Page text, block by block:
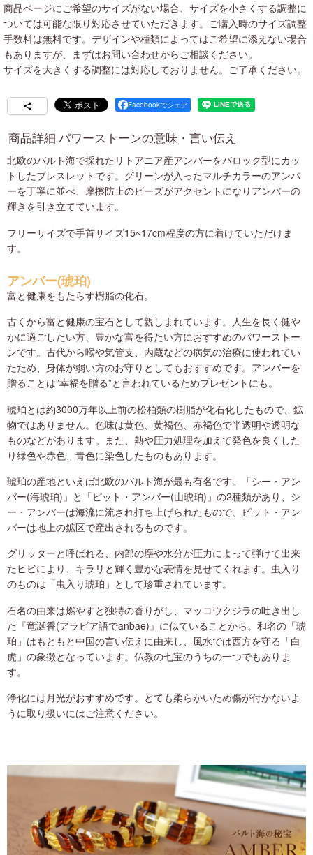
商品ページにご希望のサイズがない場合、サイズを小さくする調整に
ついては可能な限り対応させていただきます。ご購入時のサイズ調整
手数料は無料です。デザインや種類によってはご希望に添えない場合
もありますが、まずはお問い合わせからご相談ください。
サイズを大きくする調整には対応しておりません。ご了承ください。
Facebookでシェア
商品詳細 パワーストーンの意味・言い伝え
北欧のバルト海で採れたリトアニア産アンバーをバロック型にカッ
トしたブレスレットです。グリーンが入ったマルチカラーのアンバ
ーを丁寧に並べ、摩擦防止のビーズがアクセントになりアンバーの
輝きを引き立てています。
フリーサイズで手首サイズ15~17cm程度の方に着けていただけま
す。
アンバー(琥珀)
富と健康をもたらす樹脂の化石。
古くから富と健康の宝石として親しまれています。人生を長く健や
かに過ごしたい方、豊かな富を得たい方におすすめのパワーストー
ンです。古代から喉や気管支、内蔵などの病気の治療に使われてい
たため、身体が弱い方のお守りとしてもおすすめです。アンバーを
贈ることは”幸福を贈る”と言われているためプレゼントにも。
琥珀とは約3000万年以上前の松柏類の樹脂が化石化したもので、鉱
物ではありません。色味は黄色、黄褐色、赤褐色で半透明や透明な
ものなどがあります。また、熱や圧力処理を加えて発色を良くした
り緑色や赤色、青色に染色したものもあります。
琥珀の産地といえば北欧のバルト海が最も有名です。「シー・アン
バー(海琥珀)」と「ピット・アンバー(山琥珀)」の2種類があり、シ
ー・アンバーは海流に流され打ち上げられたもので、ピット・アン
バーは地上の鉱区で産出されるものです。
グリッターと呼ばれる、内部の塵や水分が圧力によって弾けて出来
たヒビにより、キラリと輝く豊かな表情を見せてくれます。虫入り
のものは「虫入り琥珀」として珍重されています。
石名の由来は燃やすと独特の香りがし、マッコウクジラの吐き出し
た『竜涎香(アラビア語でanbae)』に似ていることから。和名の「琥
珀」はもともと中国の言い伝えに由来し、風水では西方を守る「白
虎」の象徴となっています。仏教の七宝のうちの一つでもありま
す。
浄化には月光がおすすめです。とても柔らかいため傷が付かないよ
うに取り扱いにはご注意ください。